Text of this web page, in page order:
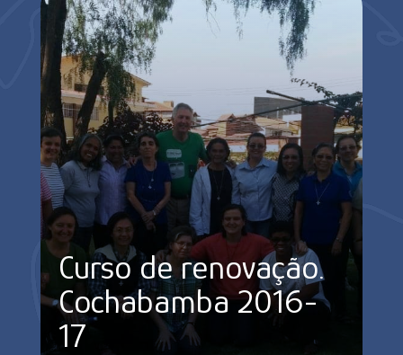
Curso de renovação.
Cochabamba 2016-
17